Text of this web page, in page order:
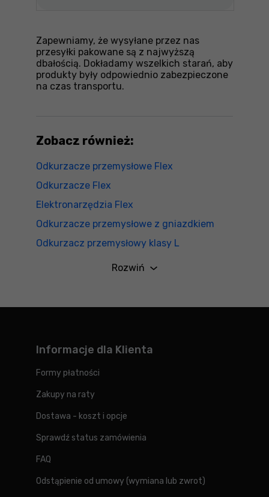
Zapewniamy, że wysyłane przez nas
przesyłki pakowane są z najwyższą
dbałością. Dokładamy wszelkich starań, aby
produkty były odpowiednio zabezpieczone
na czas transportu.
Zobacz również:
Odkurzacze przemysłowe Flex
Odkurzacze Flex
Elektronarzędzia Flex
Odkurzacze przemysłowe z gniazdkiem
Odkurzacz przemysłowy klasy L
Odkurzacze przemysłowe 20L
Rozwiń
Informacje dla Klienta
Formy płatności
Zakupy na raty
Dostawa - koszt i opcje
Sprawdź status zamówienia
FAQ
Odstąpienie od umowy (wymiana lub zwrot)